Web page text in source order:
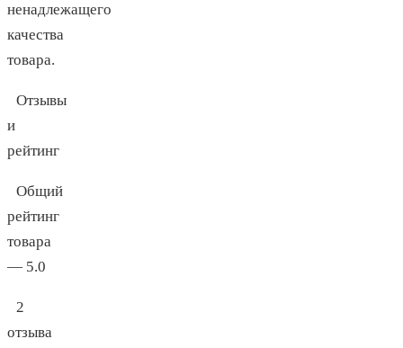
ненадлежащего
качества
товара.
Отзывы
и
рейтинг
Общий
рейтинг
товара
— 5.0
2
отзыва